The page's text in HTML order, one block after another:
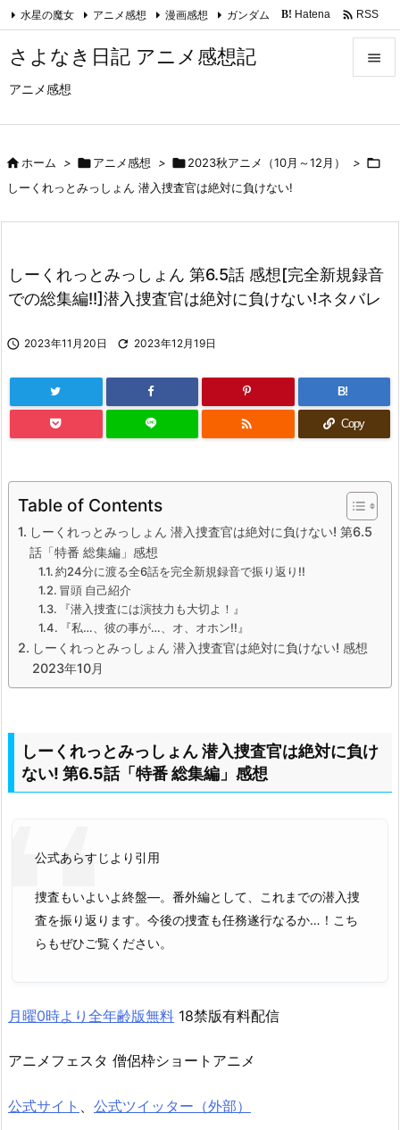
さよなき日記 アニメ感想記
アニメ感想

サイド

検索
水星の魔女 アニメ感想 漫画感想 ガンダム B! Hatena  RSS
ホーム > アニメ感想 > 2023秋アニメ（10月～12月） > 
しーくれっとみっしょん 潜入捜査官は絶対に負けない!
しーくれっとみっしょん 第6.5話 感想[完全新規録音
での総集編!!]潜入捜査官は絶対に負けない!ネタバレ
 2023年11月20日  2023年12月19日
B!
 Copy
Table of Contents
しーくれっとみっしょん 潜入捜査官は絶対に負けない! 第6.5
話「特番 総集編」感想
約24分に渡る全6話を完全新規録音で振り返り!!
冒頭 自己紹介
『潜入捜査には演技力も大切よ！』
『私…、彼の事が…、オ、オホン!!』
しーくれっとみっしょん 潜入捜査官は絶対に負けない! 感想
2023年10月
しーくれっとみっしょん 潜入捜査官は絶対に負け
ない! 第6.5話「特番 総集編」感想
公式あらすじより引用
捜査もいよいよ終盤—。番外編として、これまでの潜入捜
査を振り返ります。今後の捜査も任務遂行なるか…！こち
らもぜひご覧ください。
月曜0時より全年齢版無料 18禁版有料配信
アニメフェスタ 僧侶枠ショートアニメ
公式サイト 、 公式ツイッター（外部）